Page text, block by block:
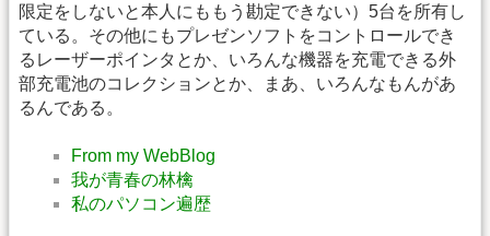
限定をしないと本人にももう勘定できない）5台を所有し
ている。その他にもプレゼンソフトをコントロールでき
るレーザーポインタとか、いろんな機器を充電できる外
部充電池のコレクションとか、まあ、いろんなもんがあ
るんである。
From my WebBlog
我が青春の林檎
私のパソコン遍歴